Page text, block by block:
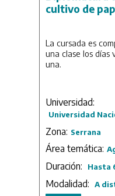
cultivo de
La cursada es
una clase los días
una.
Universidad:
Universidad
Zona: Serrana
Área temática:
Duración: Hasta
Modalidad:
A